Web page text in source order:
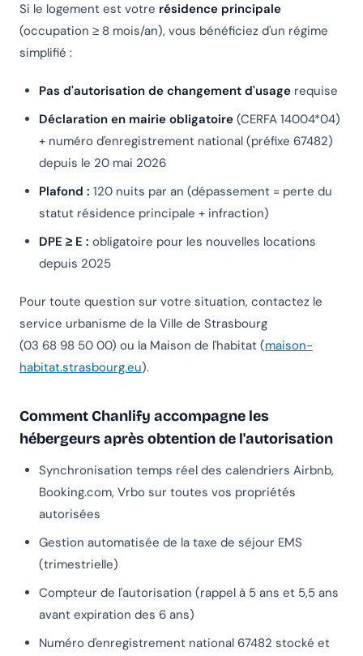
Si le logement est votre résidence principale
(occupation ≥ 8 mois/an), vous bénéficiez d'un régime
simplifié :
Pas d'autorisation de changement d'usage requise
Déclaration en mairie obligatoire (CERFA 14004*04)
+ numéro d'enregistrement national (préfixe 67482)
depuis le 20 mai 2026
Plafond : 120 nuits par an (dépassement = perte du
statut résidence principale + infraction)
DPE ≥ E : obligatoire pour les nouvelles locations
depuis 2025
Pour toute question sur votre situation, contactez le
service urbanisme de la Ville de Strasbourg
(03 68 98 50 00) ou la Maison de l'habitat (maison-
habitat.strasbourg.eu).
Comment Chanlify accompagne les
hébergeurs après obtention de l'autorisation
Synchronisation temps réel des calendriers Airbnb,
Booking.com, Vrbo sur toutes vos propriétés
autorisées
Gestion automatisée de la taxe de séjour EMS
(trimestrielle)
Compteur de l'autorisation (rappel à 5 ans et 5,5 ans
avant expiration des 6 ans)
Numéro d'enregistrement national 67482 stocké et